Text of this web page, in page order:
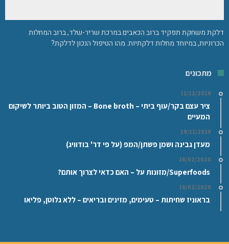
דלקת משחקת תפקיד ברוב הכאבים במרכת שריר-שלד, ברוב המחלות
הכרוניות, במיוחד מחלות דלקתיות. מהו הטיפול הנכון לדלקת?
מתכונים
11/12/2019
ציר עצם בקר/עוף ביתי – Bone broth – המזון הטוב ביותר לשיקום
המעיים
29/11/2019
מעדן גבינה ושמן פשתן/המפ (על פי דר' בודוויג)
16/02/2020
Superfoods/מזונות על – האם כדאי לצרוך אותם?
16/02/2020
בראוניז שחיתות – טעימים, מזינים ובריאים – ללא גלוטן, פליאו